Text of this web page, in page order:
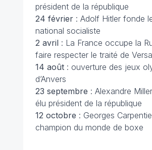
président de la république
24 février: Adolf Hitler fonde
national socialiste
2 avril : La France occupe la
faire respecter le traité de
14 août : ouverture des jeux
d’Anvers
23 septembre : Alexandre
élu président de la république
12 octobre : Georges
champion du monde de boxe